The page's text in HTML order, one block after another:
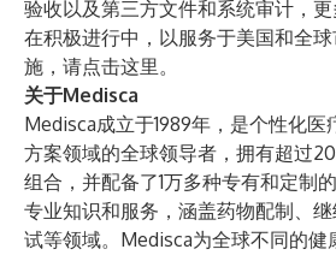
验收以及第三方文件和系统审计，
在积极进行中，以服务于美国和全
施，请点击这里。
关于Medisca
Medisca成立于1989年，是个性化
方案领域的全球领导者，拥有超过
组合，并配备了1万多种专有和定制
专业知识和服务，涵盖药物配制、
试等领域。Medisca为全球不同的健